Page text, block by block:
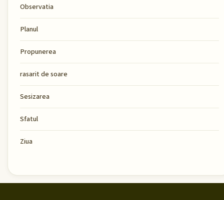
Observatia
Planul
Propunerea
rasarit de soare
Sesizarea
Sfatul
Ziua